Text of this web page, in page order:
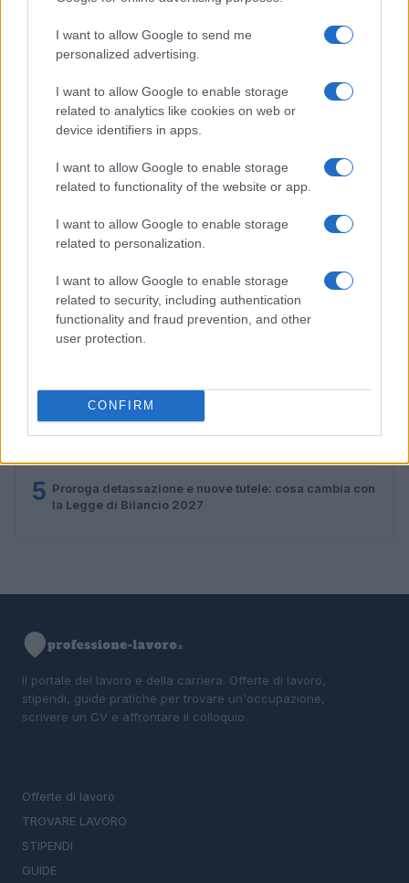
I want to allow Google to send me
personalized advertising.
I want to allow Google to enable storage
related to analytics like cookies on web or
device identifiers in apps.
I want to allow Google to enable storage
related to functionality of the website or app.
I want to allow Google to enable storage
related to personalization.
I want to allow Google to enable storage
related to security, including authentication
functionality and fraud prevention, and other
user protection.
CONFIRM
Codice della strada 2026: tutte le modifiche in
discussione
Sofia Ricci · 8 Ago 2026
PIÙ LETTI
C’è posta per te, stasera 25 gennaio: gli ospiti e le
anticipazioni
La candidatura di Irsina per Capitale Italiana della
Cultura 2029
3
Bolzano
4 Barbie 2 a rischio: i motivi del blocco tra Warner Bros e
5 Proroga detassazione e nuove tutele: cosa cambia con
la Legge di Bilancio 2027
Il portale del lavoro e della carriera. Offerte di lavoro,
stipendi, guide pratiche per trovare un'occupazione,
scrivere un CV e affrontare il colloquio.
Offerte di lavoro
TROVARE LAVORO
STIPENDI
GUIDE